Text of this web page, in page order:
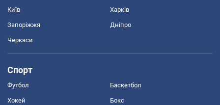
Київ Харків
Запоріжжя Дніпро
Черкаси
Спорт
Футбол Баскетбол
Хокей Бокс